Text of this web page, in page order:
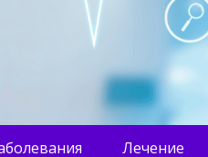
Лечение